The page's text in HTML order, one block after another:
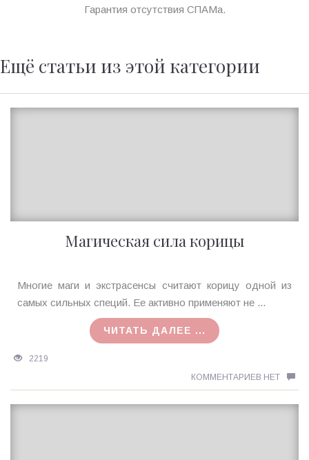
Гарантия отсутствия СПАМа.
Ещё статьи из этой категории
Магическая сила корицы
Ирина
MagicTantra
Многие маги и экстрасенсы считают корицу одной из
самых сильных специй. Ее активно применяют не ...
ЧИТАТЬ ДАЛЕЕ ...
2219
КОММЕНТАРИЕВ НЕТ